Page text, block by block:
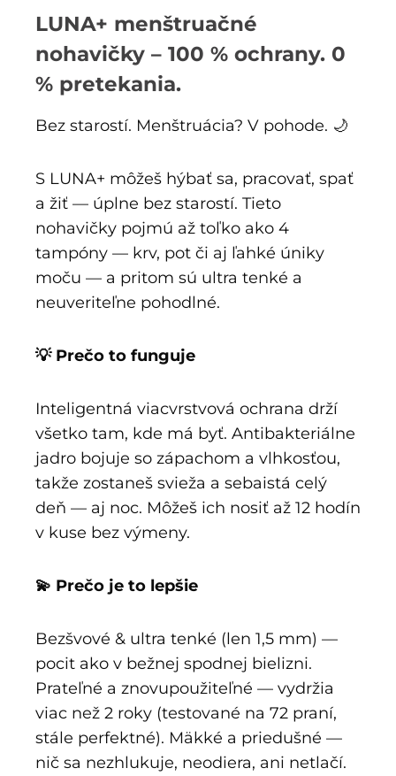
LUNA+ menštruačné
nohavičky – 100 % ochrany. 0
% pretekania.
Bez starostí. Menštruácia? V pohode. 🌙
S LUNA+ môžeš hýbať sa, pracovať, spať
a žiť — úplne bez starostí. Tieto
nohavičky pojmú až toľko ako 4
tampóny — krv, pot či aj ľahké úniky
moču — a pritom sú ultra tenké a
neuveriteľne pohodlné.
💡 Prečo to funguje
Inteligentná viacvrstvová ochrana drží
všetko tam, kde má byť. Antibakteriálne
jadro bojuje so zápachom a vlhkosťou,
takže zostaneš svieža a sebaistá celý
deň — aj noc. Môžeš ich nosiť až 12 hodín
v kuse bez výmeny.
💫 Prečo je to lepšie
Bezšvové & ultra tenké (len 1,5 mm) —
pocit ako v bežnej spodnej bielizni.
Prateľné a znovupoužiteľné — vydržia
viac než 2 roky (testované na 72 praní,
stále perfektné). Mäkké a priedušné —
nič sa nezhlukuje, neodiera, ani netlačí.